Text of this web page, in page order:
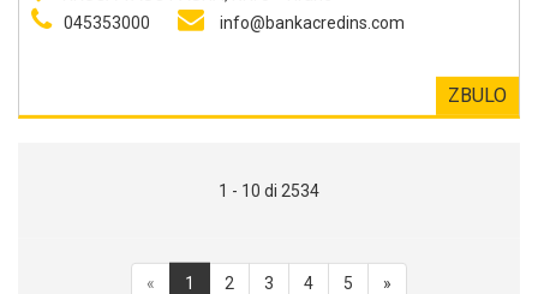
produkte inovative në përputhje me trendin dixhital, këshillim
financiar por dhe zgjidhje tradicionale bankare për financim
045353000
info@bankacredins.com
ZBULO
1 - 10 di 2534
« 1 2 3 4 5 »